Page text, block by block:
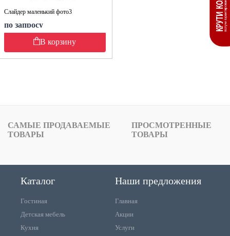
Слайдер маленький фото3
по запросу
В корзину
САМЫЕ ПРОДАВАЕМЫЕ
ТОВАРЫ
ПРОСМОТРЕННЫЕ
ТОВАРЫ
Каталог
Гостиная
Детская мебель
Кухня
Наши предложения
Главная
Акции
Услуги